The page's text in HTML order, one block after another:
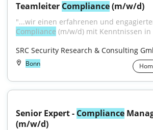
Teamleiter Compliance (m/w/d)
Compliance (m/w/d) mit Kenntnissen in
SRC Security Research & Consulting
Bonn
Senior Expert - Compliance
(m/w/d)